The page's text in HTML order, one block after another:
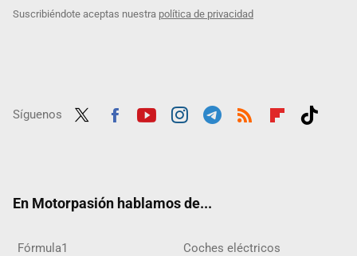
Suscribiéndote aceptas nuestra política de privacidad
Síguenos
En Motorpasión hablamos de...
Fórmula1 Coches eléctricos